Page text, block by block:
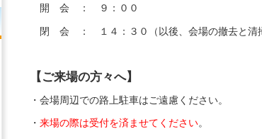
開 会 ： ９：００
閉 会 ： １４：３０（以後、会場の撤去と清
【ご来場の方々へ】
・会場周辺での路上駐車はご遠慮ください。
・ 来場の際は受付を済ませてください。